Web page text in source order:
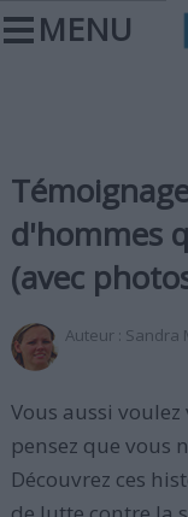
MENU
d'hommes
(avec
Auteur : Sandra
Vous aussi voulez
pensez que vous
Découvrez ces